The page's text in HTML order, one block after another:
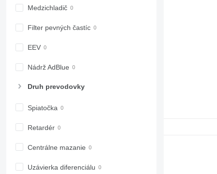
7200
7250
7270 R
7310 R
7600
7710
7720
Medzichladič
Filter pevných častíc
EEV
Nádrž AdBlue
Druh prevodovky
Spiatočka
Retardér
Centrálne mazanie
Uzávierka diferenciálu